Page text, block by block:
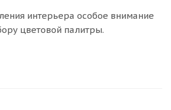
интерьера особое внимание
цветовой палитры.